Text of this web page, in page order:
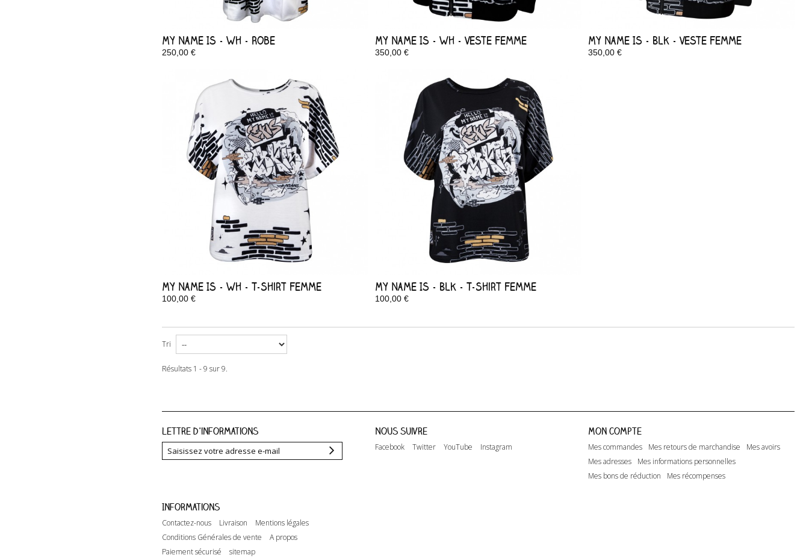
My Name Is - Wh - Robe
250,00 €
My Name Is - Wh - Veste Femme
350,00 €
My Name Is - Blk - Veste Femme
350,00 €
My Name Is - Wh - T-Shirt Femme
100,00 €
My Name Is - Blk - T-Shirt Femme
100,00 €
Tri
Résultats 1 - 9 sur 9.
Lettre d'informations Nous suivre
Facebook Twitter YouTube Instagram
Mon compte
Mes commandes Mes retours de marchandise
Mes avoirs
Mes adresses
Mes informations personnelles
Mes bons de réduction
Mes récompenses
Informations
Contactez-nous Livraison
Mentions légales
Conditions Générales de vente
A propos
Paiement sécurisé
sitemap